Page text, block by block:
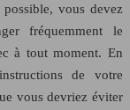
vous devez
fréquemment le
à tout moment. En
de votre
vous devriez éviter